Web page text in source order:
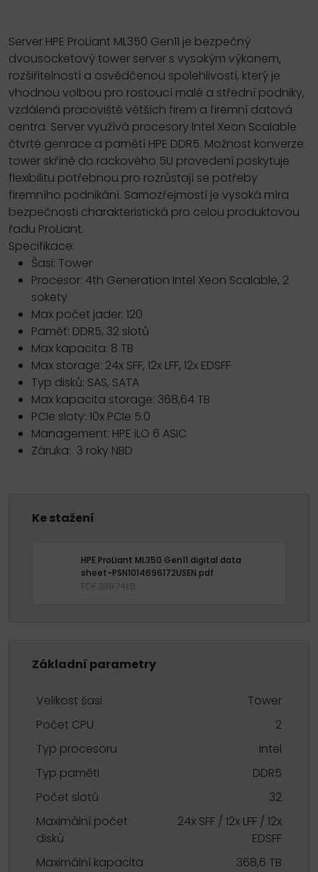
Server HPE ProLiant ML350 Gen11 je bezpečný
dvousocketový tower server s vysokým výkonem,
rozšiřitelností a osvědčenou spolehlivostí, který je
vhodnou volbou pro rostoucí malé a střední podniky,
vzdálená pracoviště větších firem a firemní datová
centra. Server využívá procesory Intel Xeon Scalable
čtvrté genrace a pamětí HPE DDR5. Možnost konverze
tower skříně do rackového 5U provedení poskytuje
flexibilitu potřebnou pro rozrůstají se potřeby
firemního podnikání. Samozřejmostí je vysoká míra
bezpečnosti charakteristická pro celou produktovou
řadu ProLiant.
Specifikace:
Šasi: Tower
Procesor: 4th Generation Intel Xeon Scalable, 2
sokety
Max počet jader: 120
Paměť: DDR5, 32 slotů
Max kapacita: 8 TB
Max storage: 24x SFF, 12x LFF, 12x EDSFF
Typ disků: SAS, SATA
Max kapacita storage: 368,64 TB
PCIe sloty: 10x PCIe 5.0
Management: HPE iLO 6 ASIC
Záruka: 3 roky NBD
Ke stažení
HPE ProLiant ML350 Gen11 digital data
sheet-PSN1014696172USEN.pdf
PDF 339.74kB
Základní parametry
Velikost šasi
Tower
Počet CPU
2
Typ procesoru
Intel
Typ paměti
DDR5
Počet slotů
32
Maximální počet
disků
24x SFF / 12x LFF / 12x
EDSFF
Maximální kapacita
368,6 TB